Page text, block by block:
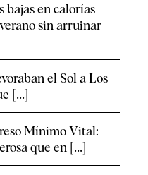
bajas en calorías
sin arruinar
el Sol a Los
[...]
Mínimo Vital:
que en [...]